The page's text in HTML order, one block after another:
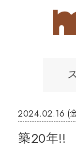
2024.02.16 (
築20年!!